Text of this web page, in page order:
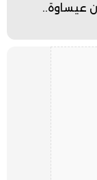
عيساوة..